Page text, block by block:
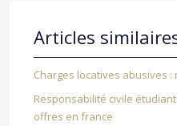
Articles
Charges locatives abusives :
Responsabilité civile
offres en france